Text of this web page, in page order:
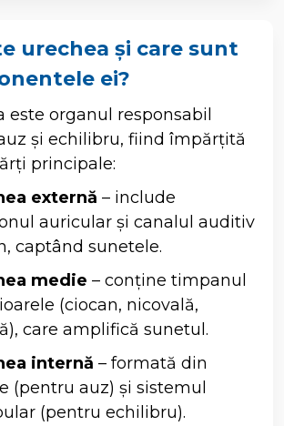
urechea și care sunt
ei?
este organul responsabil
și echilibru, fiind împărțită
principale:
externă – include
auricular și canalul auditiv
captând sunetele.
medie – conține timpanul
(ciocan, nicovală,
care amplifică sunetul.
internă – formată din
(pentru auz) și sistemul
(pentru echilibru).